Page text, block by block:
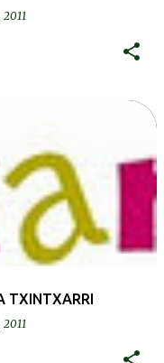
2011
TXINTXARRI
2011